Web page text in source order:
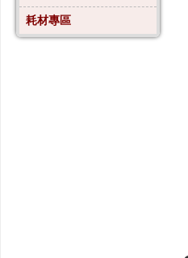
耗材專區